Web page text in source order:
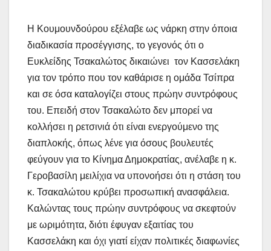
Η Κουμουνδούρου εξέλαβε ως νάρκη στην όποια
διαδικασία προσέγγισης, το γεγονός ότι ο
Ευκλείδης Τσακαλώτος δικαιώνει τον Κασσελάκη
για τον τρόπο που τον καθάρισε η ομάδα Τσίπρα
και σε όσα καταλογίζει στους πρώην συντρόφους
του. Επειδή στον Τσακαλώτο δεν μπορεί να
κολλήσει η ρετσινιά ότι είναι ενεργούμενο της
διαπλοκής, όπως λένε για όσους βουλευτές
φεύγουν για το Κίνημα Δημοκρατίας, ανέλαβε η κ.
Γεροβασίλη μειλίχια να υπονοήσει ότι η στάση του
κ. Τσακαλώτου κρύβει προσωπική ανασφάλεια.
Καλώντας τους πρώην συντρόφους να σκεφτούν
με ωριμότητα, διότι έφυγαν εξαιτίας του
Κασσελάκη και όχι γιατί είχαν πολιτικές διαφωνίες